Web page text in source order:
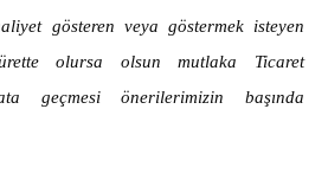
gösteren veya göstermek isteyen
olursa olsun mutlaka Ticaret
geçmesi önerilerimizin başında